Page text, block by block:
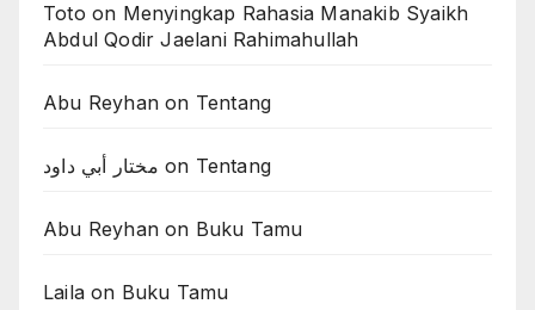
Toto on Menyingkap Rahasia Manakib Syaikh
Abdul Qodir Jaelani Rahimahullah
Abu Reyhan on Tentang
مختار أبي داود on Tentang
Abu Reyhan on Buku Tamu
Laila on Buku Tamu